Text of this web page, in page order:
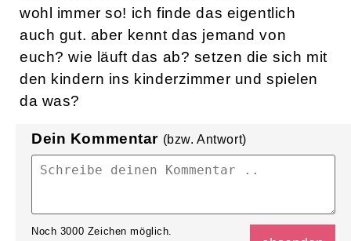
wohl immer so! ich finde das eigentlich
auch gut. aber kennt das jemand von
euch? wie läuft das ab? setzen die sich mit
den kindern ins kinderzimmer und spielen
da was?
Dein Kommentar (bzw. Antwort)
Noch 3000 Zeichen möglich.